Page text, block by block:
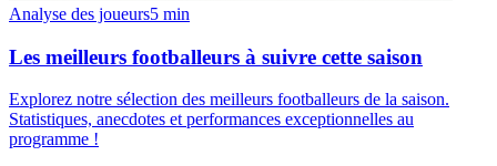
Analyse des joueurs5 min
Les meilleurs footballeurs à suivre cette saison
Explorez notre sélection des meilleurs footballeurs de la saison.
Statistiques, anecdotes et performances exceptionnelles au
programme !